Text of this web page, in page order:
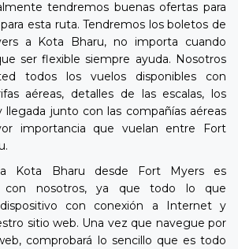
tendremos buenas ofertas para
esta ruta. Tendremos los boletos de
a Kota Bharu, no importa cuando
ser flexible siempre ayuda. Nosotros
todos los vuelos disponibles con
aéreas, detalles de las escalas, los
llegada junto con las compañías aéreas
importancia que vuelan entre Fort
a Kota Bharu desde Fort Myers es
con nosotros, ya que todo lo que
con conexión a Internet y
sitio web. Una vez que navegue por
comprobará lo sencillo que es todo